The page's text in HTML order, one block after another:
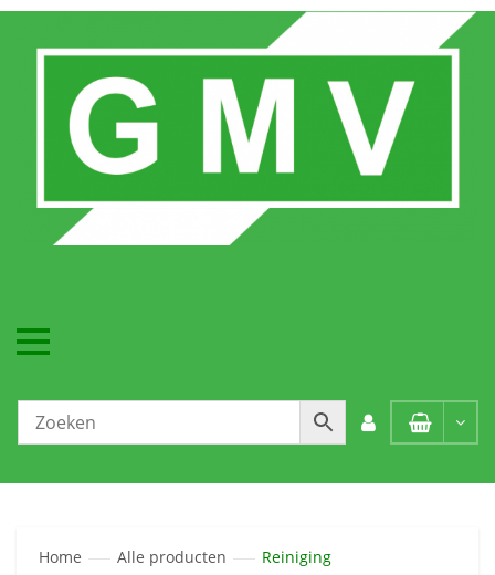
Home Alle producten Reiniging